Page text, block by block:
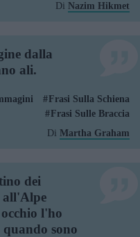
Di Nazim Hikmet
dalla
ali.
Frasi Sulla Schiena
Frasi Sulle Braccia
Di Martha Graham
dei
all'Alpe
l'ho
sono